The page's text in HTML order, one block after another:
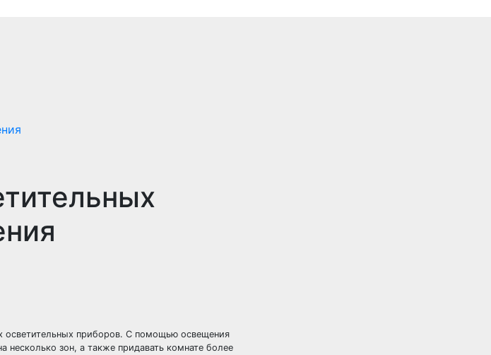
осветительных приборов. С помощью освещения
несколько зон, а также придавать комнате более